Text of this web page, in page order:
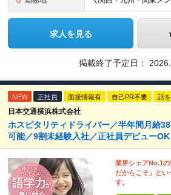
求人を見る
掲載終了予定日：
NEW 正社員 面接情報有 自己PR不要 話
日本交通横浜株式会社
ホスピタリティドライバー／半年間月給
可能／9割未経験入社／正社員デビューOK
業界シェアNo.1
だからこそ」とい
す。